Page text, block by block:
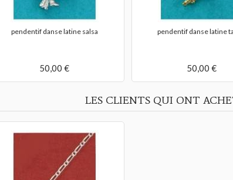
pendentif danse latine salsa
50,00 €
pendentif danse latine
50,00 €
LES CLIENTS QUI ONT